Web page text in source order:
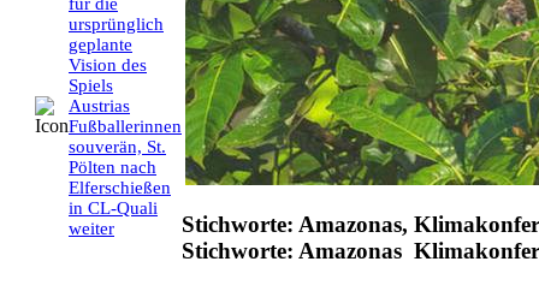
für die
ursprünglich
geplante
Vision des
Spiels
Austrias
Fußballerinnen
souverän, St.
Pölten nach
Elferschießen
in CL-Quali
weiter
Stichworte: Amazonas,
Stichworte: Amazonas